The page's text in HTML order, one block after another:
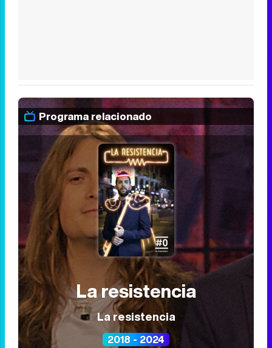
Programa relacionado
La resistencia
La resistencia
2018 - 2024